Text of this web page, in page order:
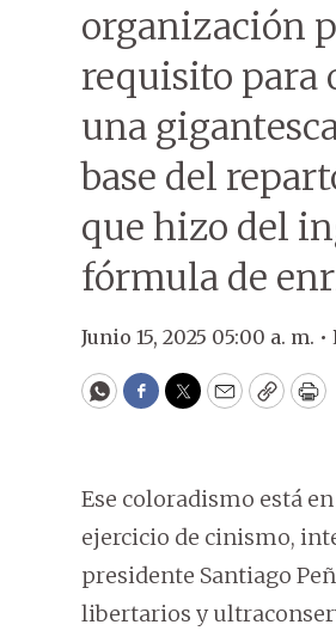
organización
requisito para
una
base del
que hizo del
fórmula de
Junio 15, 2025 05:00 a. m. •
WhatsApp
Facebook
Twitter
EmailCopy
Ese coloradismo está
ejercicio de cinismo,
presidente Santiago
libertarios y